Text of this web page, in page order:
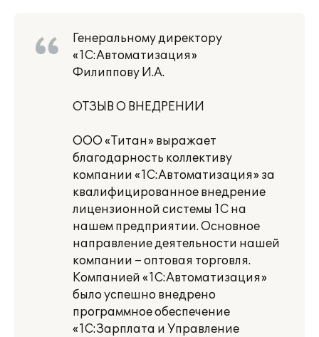
Генеральному директору
«1С:Автоматизация»
Филиппову И.А.
ОТЗЫВ О ВНЕДРЕНИИ
ООО «Титан» выражает
благодарность коллективу
компании «1С:Автоматизация» за
квалифицированное внедрение
лицензионной системы 1С на
нашем предприятии. Основное
направление деятельности нашей
компании – оптовая торговля.
Компанией «1С:Автоматизация»
было успешно внедрено
программное обеспечение
«1С:Зарплата и Управление